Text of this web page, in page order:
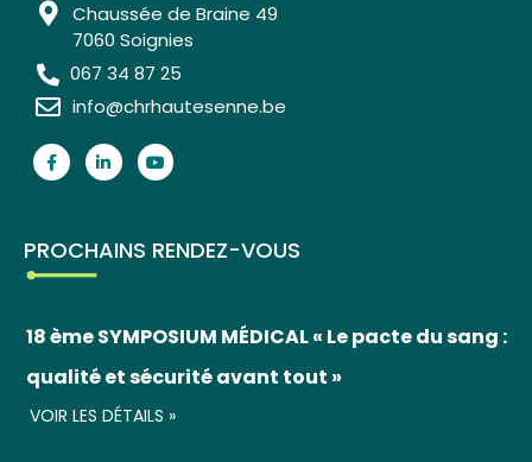
Chaussée de Braine 49
7060 Soignies
067 34 87 25
info@chrhautesenne.be
PROCHAINS RENDEZ-VOUS
18 ème SYMPOSIUM MÉDICAL « Le pacte du sang :
qualité et sécurité avant tout »
VOIR LES DÉTAILS »